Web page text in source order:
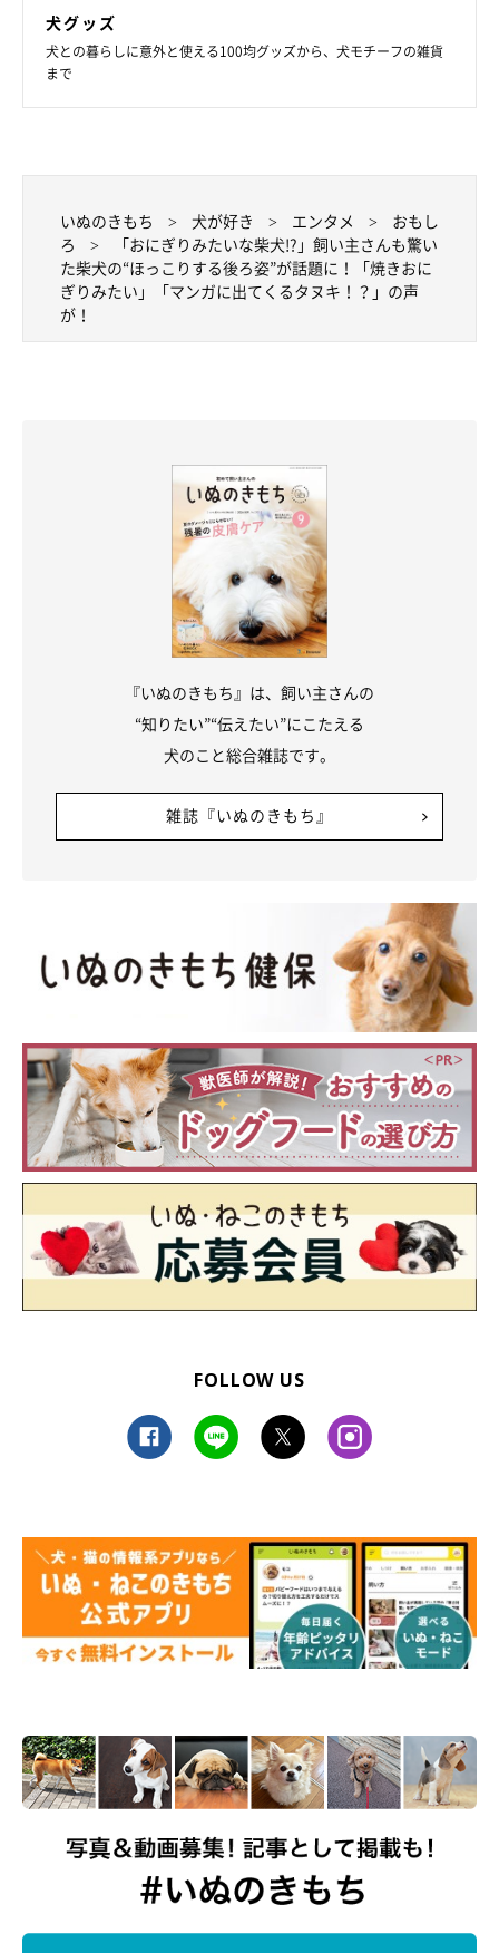
犬グッズ
犬との暮らしに意外と使える100均グッズから、犬モチーフの雑貨
まで
いぬのきもち 犬が好き エンタメ
おもし
ろ
「おにぎりみたいな柴犬!?」飼い主さんも驚い
た柴犬の“ほっこりする後ろ姿”が話題に！「焼きおに
ぎりみたい」「マンガに出てくるタヌキ！？」の声
が！
『いぬのきもち』は、飼い主さんの
“知りたい”“伝えたい”にこたえる
犬のこと総合雑誌です。
雑誌『いぬのきもち』
FOLLOW US